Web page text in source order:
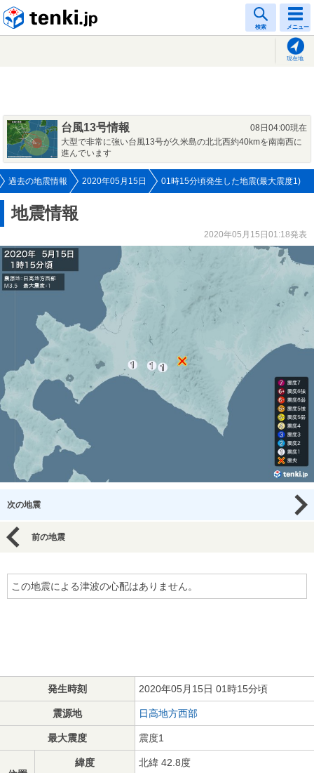
検索 メニュー
現在地
台風13号情報
08日04:00現在
大型で非常に強い台風13号が久米島の北北西約40kmを南南西に
進んでいます
過去の地震情報 2020年05月15日 01時15分頃発生した地震(最大震度1)
地震情報
2020年05月15日01:18発表
次の地震
前の地震
この地震による津波の心配はありません。
発生時刻 2020年05月15日 01時15分頃
震源地 日高地方西部
最大震度 震度1
緯度 北緯 42.8度